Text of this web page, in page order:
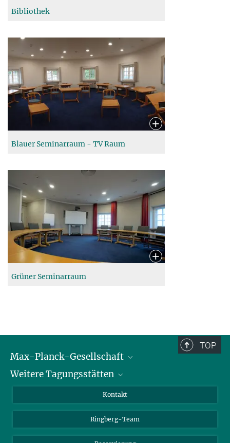
Bibliothek
Blauer Seminarraum - TV Raum
Grüner Seminarraum
TOP
Max-Planck-Gesellschaft
Karriere bei der MPG
Weitere Tagungsstätten
Max-Planck-Haus Tübingen
Max-Planck-Haus Heidelberg
Kontakt
Ringberg-Team